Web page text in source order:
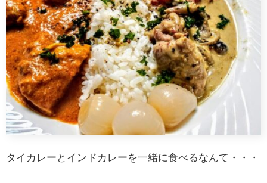
タイカレーとインドカレーを一緒に食べるなんて・・・